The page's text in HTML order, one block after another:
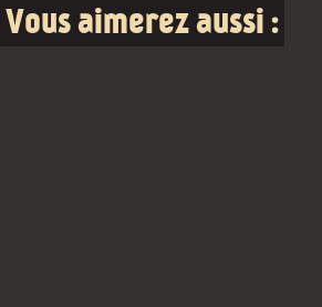
Vous aimerez aussi :